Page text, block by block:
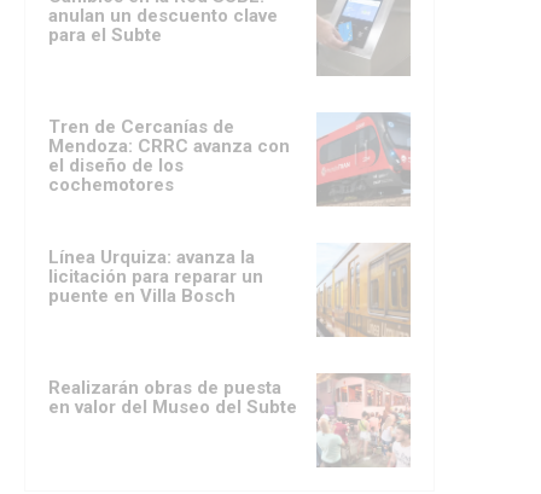
anulan un descuento clave
para el Subte
Tren de Cercanías de
Mendoza: CRRC avanza con
el diseño de los
cochemotores
Línea Urquiza: avanza la
licitación para reparar un
puente en Villa Bosch
Realizarán obras de puesta
en valor del Museo del Subte